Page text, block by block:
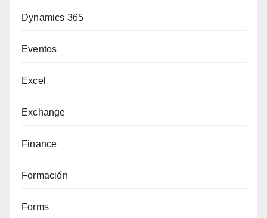
Dynamics 365
Eventos
Excel
Exchange
Finance
Formación
Forms